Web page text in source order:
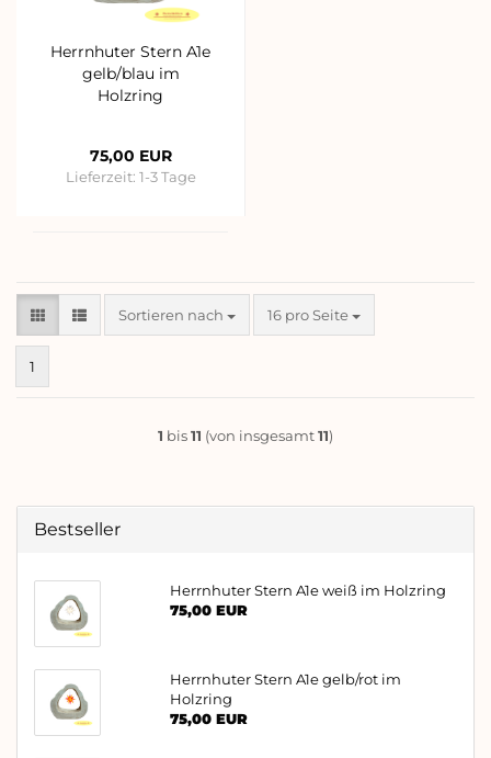
Herrnhuter Stern A1e
gelb/blau im
Holzring
75,00 EUR
Lieferzeit: 1-3 Tage
Sortieren nach
Sortieren nach 16 pro Seite
pro Seite
1
1 bis11 (von insgesamt11)
Bestseller
Herrnhuter Stern A1e weiß im Holzring
75,00 EUR
Herrnhuter Stern A1e gelb/rot im
Holzring
75,00 EUR